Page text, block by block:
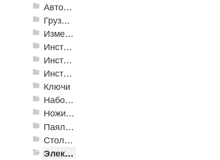
Автомобильные инструменты
Грузоподъёмное оборудование
Измерительные инструменты
Инструмент для крепления листовых материалов
Инструменты для крепления листовых материалов
Инструменты по кафелю и стеклу
Ключи
Наборы инструмента
Ножи технические
Паяльное оборудование
Столярно-слесарные инструменты
Электромонтажный инструмент